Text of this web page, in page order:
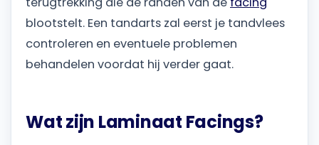
blootstelt. Een tandarts zal eerst je tandvlees
controleren en eventuele problemen
behandelen voordat hij verder gaat.
Wat zijn Laminaat Facings?